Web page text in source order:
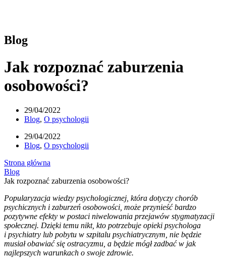
Blog
Jak rozpoznać zaburzenia
osobowości?
29/04/2022
Blog, O psychologii
29/04/2022
Blog, O psychologii
Strona główna
Blog
Jak rozpoznać zaburzenia osobowości?
Popularyzacja wiedzy psychologicznej, która dotyczy chorób
psychicznych i zaburzeń osobowości, może przynieść bardzo
pozytywne efekty w postaci niwelowania przejawów stygmatyzacji
społecznej. Dzięki temu nikt, kto potrzebuje opieki psychologa
i psychiatry lub pobytu w szpitalu psychiatrycznym, nie będzie
musiał obawiać się ostracyzmu, a będzie mógł zadbać w jak
najlepszych warunkach o swoje zdrowie.